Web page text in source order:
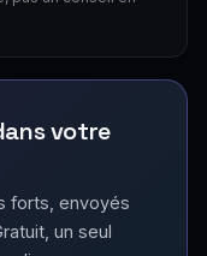
votre
forts, envoyés
un seul